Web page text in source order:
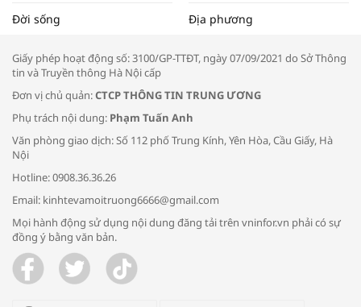
Tọa đàm “Xúc tiến thương mại: Khơi
Bác sĩ tư vấn cách phòng tránh bệnh
đường hô hấp trong thời tiết giao mùa
Trao yêu thương cho em
Đời sống Địa phương
Giấy phép hoạt động số: 3100/GP-TTĐT, ngày 07/09/2021 do Sở Thông
tin và Truyền thông Hà Nội cấp
Đơn vị chủ quản:CTCP THÔNG TIN TRUNG ƯƠNG
Phụ trách nội dung: Phạm Tuấn Anh
Văn phòng giao dịch: Số 112 phố Trung Kính, Yên Hòa, Cầu Giấy, Hà
Nội
Hotline: 0908.36.36.26
Email: kinhtevamoitruong6666@gmail.com
Mọi hành động sử dụng nội dung đăng tải trên vninfor.vn phải có sự
đồng ý bằng văn bản.